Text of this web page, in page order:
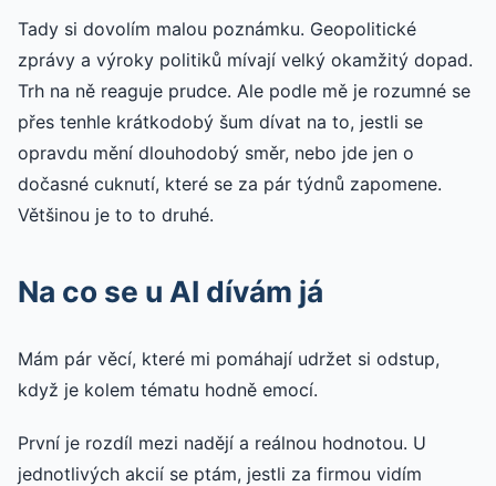
Tady si dovolím malou poznámku. Geopolitické
zprávy a výroky politiků mívají velký okamžitý dopad.
Trh na ně reaguje prudce. Ale podle mě je rozumné se
přes tenhle krátkodobý šum dívat na to, jestli se
opravdu mění dlouhodobý směr, nebo jde jen o
dočasné cuknutí, které se za pár týdnů zapomene.
Většinou je to to druhé.
Na co se u AI dívám já
Mám pár věcí, které mi pomáhají udržet si odstup,
když je kolem tématu hodně emocí.
První je rozdíl mezi nadějí a reálnou hodnotou. U
jednotlivých akcií se ptám, jestli za firmou vidím